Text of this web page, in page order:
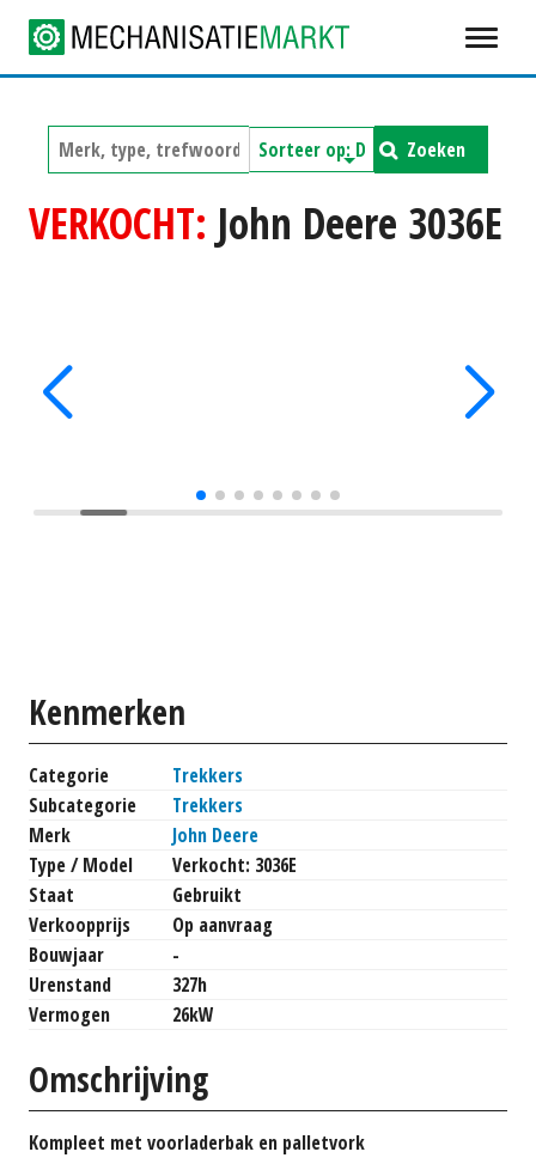
Zoeken
VERKOCHT: John Deere 3036E
Kenmerken
Categorie
Trekkers
Subcategorie
Trekkers
Merk
John Deere
Type / Model
Verkocht: 3036E
Staat
Gebruikt
Verkoopprijs
Op aanvraag
Bouwjaar
-
Urenstand
327h
Vermogen
26kW
Omschrijving
Kompleet met voorladerbak en palletvork